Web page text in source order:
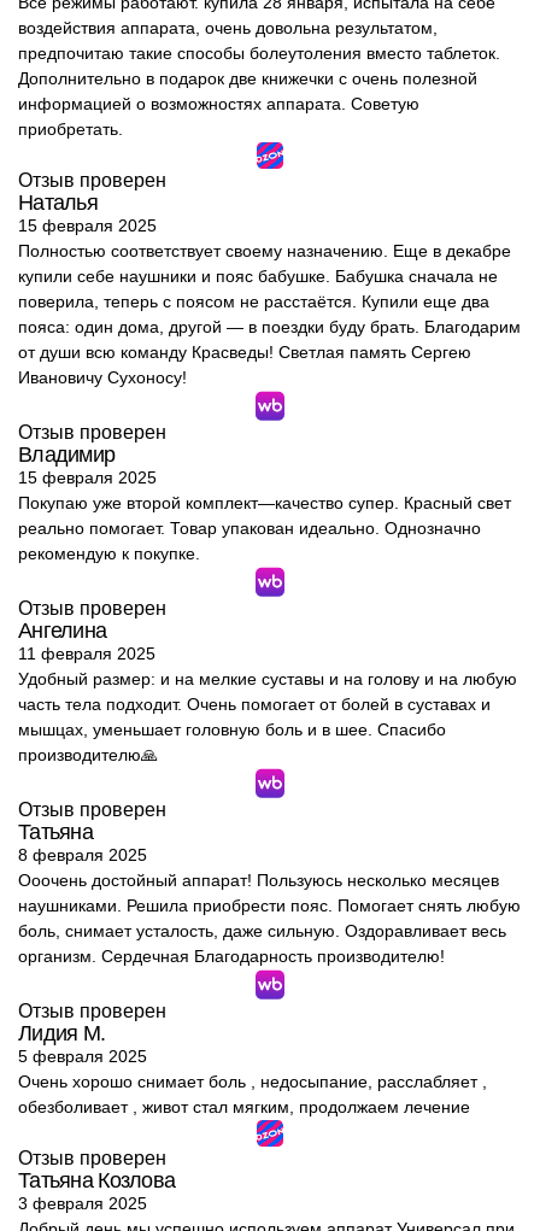
воздействия аппарата, очень довольна результатом,
предпочитаю такие способы болеутоления вместо таблеток.
Дополнительно в подарок две книжечки с очень полезной
информацией о возможностях аппарата. Советую
приобретать.
Отзыв проверен
Наталья
15 февраля 2025
Полностью соответствует своему назначению. Еще в декабре
купили себе наушники и пояс бабушке. Бабушка сначала не
поверила, теперь с поясом не расстаётся. Купили еще два
пояса: один дома, другой — в поездки буду брать. Благодарим
от души всю команду Красведы! Светлая память Сергею
Ивановичу Сухоносу!
Отзыв проверен
Владимир
15 февраля 2025
Покупаю уже второй комплект—качество супер. Красный свет
реально помогает. Товар упакован идеально. Однозначно
рекомендую к покупке.
Отзыв проверен
Ангелина
11 февраля 2025
Удобный размер: и на мелкие суставы и на голову и на любую
часть тела подходит. Очень помогает от болей в суставах и
мышцах, уменьшает головную боль и в шее. Спасибо
производителю🙏
Отзыв проверен
Татьяна
8 февраля 2025
Ооочень достойный аппарат! Пользуюсь несколько месяцев
наушниками. Решила приобрести пояс. Помогает снять любую
боль, снимает усталость, даже сильную. Оздоравливает весь
организм. Сердечная Благодарность производителю!
Отзыв проверен
Лидия М.
5 февраля 2025
Очень хорошо снимает боль , недосыпание, расслабляет ,
обезболивает , живот стал мягким, продолжаем лечение
Отзыв проверен
Татьяна Козлова
3 февраля 2025